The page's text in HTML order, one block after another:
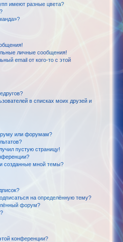
имеют разные цвета?
личные сообщения!
email от кого-то с этой
в списках моих друзей и
или форумам?
пустую страницу!
созданные мной темы?
на определённую тему?
форум?
конференции?